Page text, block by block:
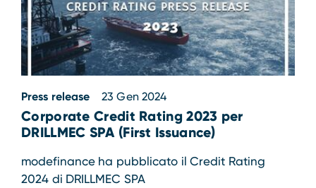
Press release 23 Gen 2024
Corporate Credit Rating 2023 per
DRILLMEC SPA (First Issuance)
modefinance ha pubblicato il Credit Rating
2024 di DRILLMEC SPA